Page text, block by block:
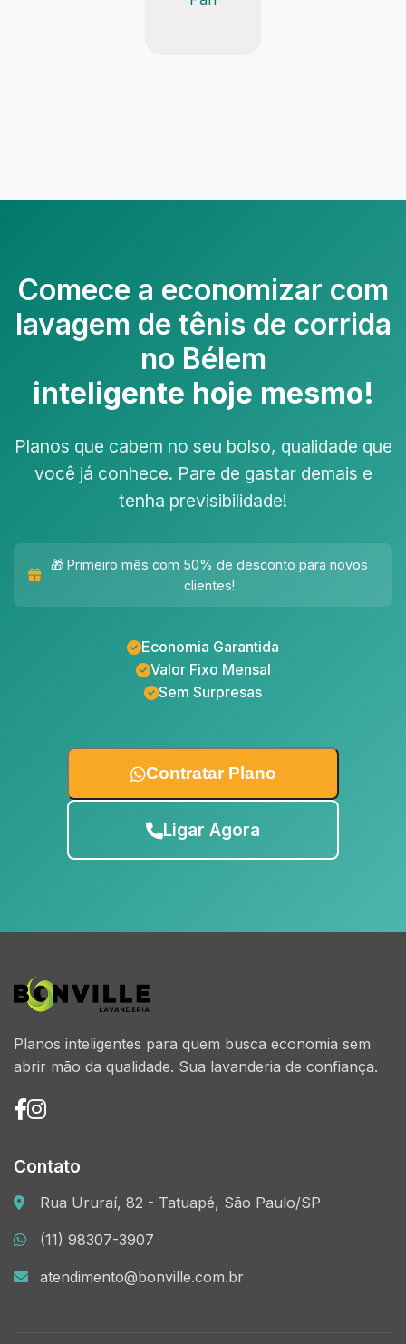
Comece a economizar com
lavagem de tênis de corrida
no Bélem
inteligente hoje mesmo!
Planos que cabem no seu bolso, qualidade que
você já conhece. Pare de gastar demais e
tenha previsibilidade!
🎁 Primeiro mês com 50% de desconto para novos
clientes!
Economia Garantida
Valor Fixo Mensal
Sem Surpresas
Contratar Plano
Ligar Agora
Planos inteligentes para quem busca economia sem
abrir mão da qualidade. Sua lavanderia de confiança.
Contato
Rua Ururaí, 82 - Tatuapé, São Paulo/SP
(11) 98307-3907
atendimento@bonville.com.br